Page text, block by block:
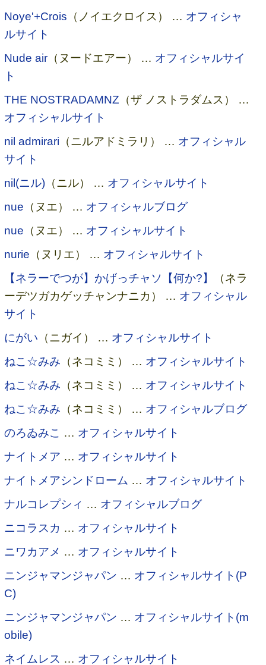
Noye'+Crois （ノイエクロイス） … オフィシャ
ルサイト
Nude air （ヌードエアー） … オフィシャルサイ
ト
THE NOSTRADAMNZ （ザ ノストラダムス） …
オフィシャルサイト
nil admirari （ニルアドミラリ） … オフィシャル
サイト
nil(ニル) （ニル） … オフィシャルサイト
nue （ヌエ） … オフィシャルブログ
nue （ヌエ） … オフィシャルサイト
nurie （ヌリエ） … オフィシャルサイト
【ネラーでつが】かげっチャソ【何か?】
（ネラ
ーデツガカゲッチャンナニカ） … オフィシャル
サイト
にがい （ニガイ） … オフィシャルサイト
ねこ☆みみ （ネコミミ） … オフィシャルサイト
ねこ☆みみ （ネコミミ） … オフィシャルサイト
ねこ☆みみ （ネコミミ） … オフィシャルブログ
のろゐみこ … オフィシャルサイト
ナイトメア … オフィシャルサイト
ナイトメアシンドローム … オフィシャルサイト
ナルコレプシィ … オフィシャルブログ
ニコラスカ … オフィシャルサイト
ニワカアメ … オフィシャルサイト
ニンジャマンジャパン … オフィシャルサイト(P
C)
ニンジャマンジャパン … オフィシャルサイト(m
obile)
ネイムレス … オフィシャルサイト